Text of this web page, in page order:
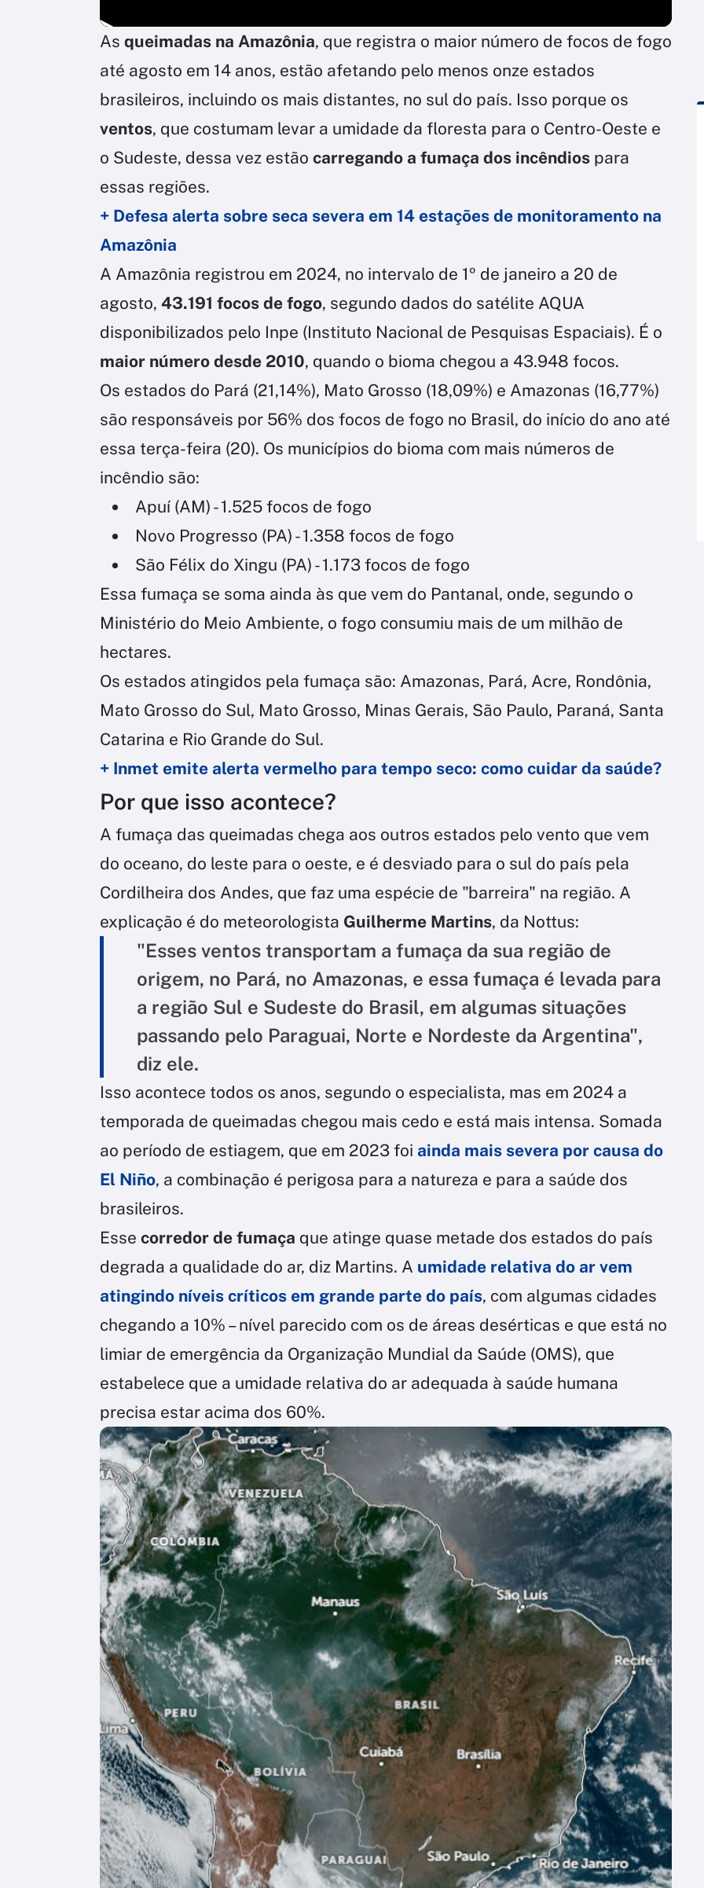
As queimadas na Amazônia, que registra o maior número de focos de fogo
até agosto em 14 anos, estão afetando pelo menos onze estados
brasileiros, incluindo os mais distantes, no sul do país. Isso porque os
ventos, que costumam levar a umidade da floresta para o Centro-Oeste e
o Sudeste, dessa vez estão carregando a fumaça dos incêndios para
essas regiões.
+ Defesa alerta sobre seca severa em 14 estações de monitoramento na
Amazônia
A Amazônia registrou em 2024, no intervalo de 1º de janeiro a 20 de
agosto, 43.191 focos de fogo, segundo dados do satélite AQUA
disponibilizados pelo Inpe (Instituto Nacional de Pesquisas Espaciais). É o
maior número desde 2010, quando o bioma chegou a 43.948 focos.
Os estados do Pará (21,14%), Mato Grosso (18,09%) e Amazonas (16,77%)
são responsáveis por 56% dos focos de fogo no Brasil, do início do ano até
essa terça-feira (20). Os municípios do bioma com mais números de
incêndio são:
Apuí (AM) - 1.525 focos de fogo
Novo Progresso (PA) - 1.358 focos de fogo
São Félix do Xingu (PA) - 1.173 focos de fogo
Essa fumaça se soma ainda às que vem do Pantanal, onde, segundo o
Ministério do Meio Ambiente, o fogo consumiu mais de um milhão de
hectares.
Os estados atingidos pela fumaça são: Amazonas, Pará, Acre, Rondônia,
Mato Grosso do Sul, Mato Grosso, Minas Gerais, São Paulo, Paraná, Santa
Catarina e Rio Grande do Sul.
+ Inmet emite alerta vermelho para tempo seco: como cuidar da saúde?
Por que isso acontece?
A fumaça das queimadas chega aos outros estados pelo vento que vem
do oceano, do leste para o oeste, e é desviado para o sul do país pela
Cordilheira dos Andes, que faz uma espécie de "barreira" na região. A
explicação é do meteorologista Guilherme Martins, da Nottus:
"Esses ventos transportam a fumaça da sua região de
origem, no Pará, no Amazonas, e essa fumaça é levada para
a região Sul e Sudeste do Brasil, em algumas situações
passando pelo Paraguai, Norte e Nordeste da Argentina",
diz ele.
Isso acontece todos os anos, segundo o especialista, mas em 2024 a
temporada de queimadas chegou mais cedo e está mais intensa. Somada
ao período de estiagem, que em 2023 foi ainda mais severa por causa do
El Niño, a combinação é perigosa para a natureza e para a saúde dos
brasileiros.
Esse corredor de fumaça que atinge quase metade dos estados do país
degrada a qualidade do ar, diz Martins. A umidade relativa do ar vem
atingindo níveis críticos em grande parte do país, com algumas cidades
chegando a 10% – nível parecido com os de áreas desérticas e que está no
limiar de emergência da Organização Mundial da Saúde (OMS), que
estabelece que a umidade relativa do ar adequada à saúde humana
precisa estar acima dos 60%.